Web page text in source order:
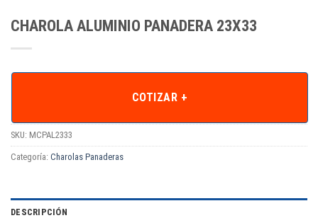
CHAROLA ALUMINIO PANADERA 23X33
COTIZAR +
SKU: MCPAL2333
Categoría: Charolas Panaderas
DESCRIPCIÓN